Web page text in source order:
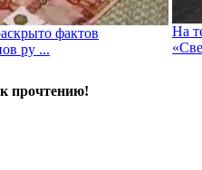
фактов
ру ...
На
прочтению!